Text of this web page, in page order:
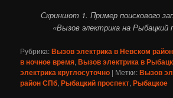
Скриншот 1. Пример поискового
«Вызов электрика на Рыбацкий
Рубрика:Вызов электрика в Невском
в ночное время,Вызов электрика в
электрика круглосуточно | Метки:Вызов
район СПб,Рыбацкий проспект,Рыбацкое